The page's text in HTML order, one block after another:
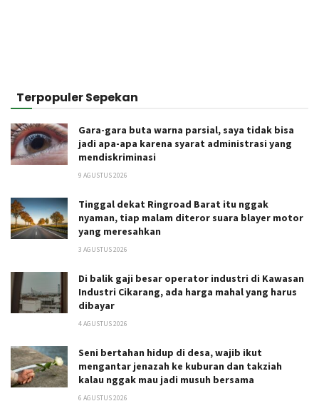
Terpopuler Sepekan
Gara-gara buta warna parsial, saya tidak bisa
jadi apa-apa karena syarat administrasi yang
mendiskriminasi
9 AGUSTUS 2026
Tinggal dekat Ringroad Barat itu nggak
nyaman, tiap malam diteror suara blayer motor
yang meresahkan
3 AGUSTUS 2026
Di balik gaji besar operator industri di Kawasan
Industri Cikarang, ada harga mahal yang harus
dibayar
4 AGUSTUS 2026
Seni bertahan hidup di desa, wajib ikut
mengantar jenazah ke kuburan dan takziah
kalau nggak mau jadi musuh bersama
6 AGUSTUS 2026